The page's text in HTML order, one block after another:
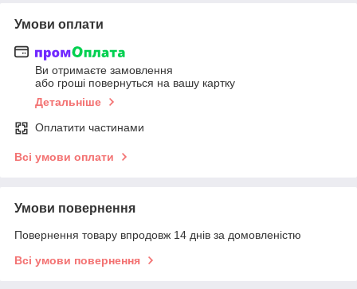
Умови оплати
Ви отримаєте замовлення
або гроші повернуться на вашу картку
Детальніше
Оплатити частинами
Всі умови оплати
Умови повернення
Повернення товару впродовж 14 днів за домовленістю
Всі умови повернення